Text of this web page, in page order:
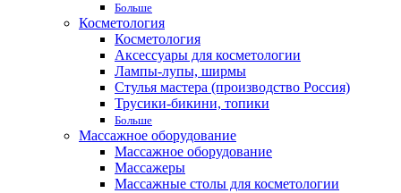
Больше
Косметология
Косметология
Аксессуары для косметологии
Лампы-лупы, ширмы
Стулья мастера (производство Россия)
Трусики-бикини, топики
Больше
Массажное оборудование
Массажное оборудование
Массажеры
Массажные столы для косметологии